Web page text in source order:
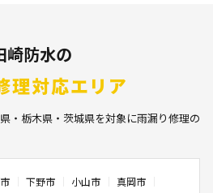
崎防水の
理対応エリア
・栃木県・茨城県を対象に雨漏り修理の
下野市 小山市
真岡市